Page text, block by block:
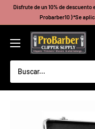
contenido
Disfrute de un 10% de
Probarber10 ) *Se
Probarberclippersupply